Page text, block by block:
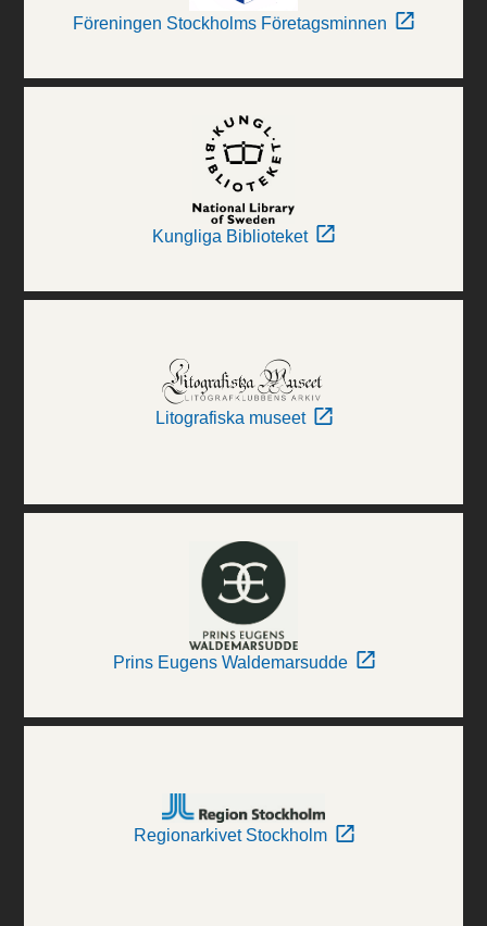
Föreningen Stockholms Företagsminnen
Kungliga Biblioteket
Litografiska museet
Prins Eugens Waldemarsudde
Regionarkivet Stockholm